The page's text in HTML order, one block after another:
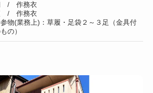
/ 作務衣
/ 作務衣
物(業務上)：草履・足袋２～３足（金具付
の）